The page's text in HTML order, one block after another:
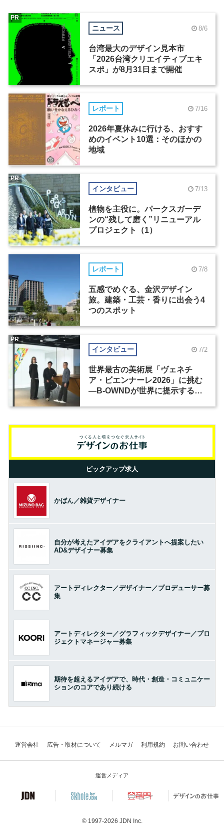
ニュース 8/6
台湾最大のデザイン見本市
「2026台湾クリエイティブエキ
スポ」が8月31日まで開催
PR
レポート 7/16
2026年夏休みに行ける、おすす
めのイベント10選：そのほかの
地域
インタビュー 7/13
植物を主役に。パークスガーデ
ンの“残して磨く”リニューアル
プロジェクト（1）
PR
レポート 7/8
五感でめぐる、金沢デザイン
旅。建築・工芸・香りに出会う4
つのスポット
インタビュー 7/2
世界最古の美術展「ヴェネチ
ア・ビエンナーレ2026」に挑む
―B-OWNDが世界に提示する美
PR
ピックアップ求人
かばん／雑貨デザイナー
自分が考えたアイデアをクライアントへ提案したい
AD&デザイナー募集
アートディレクター／デザイナー／プロデューサー募
集
アートディレクター／グラフィックデザイナー／プロ
ジェクトマネージャー募集
期待を超えるアイデアで、時代・創造・コミュニケー
ションのコアであり続ける
運営会社 広告・取材について メルマガ 利用規約 お問い合わせ
運営メディア
© 1997-2026 JDN Inc.